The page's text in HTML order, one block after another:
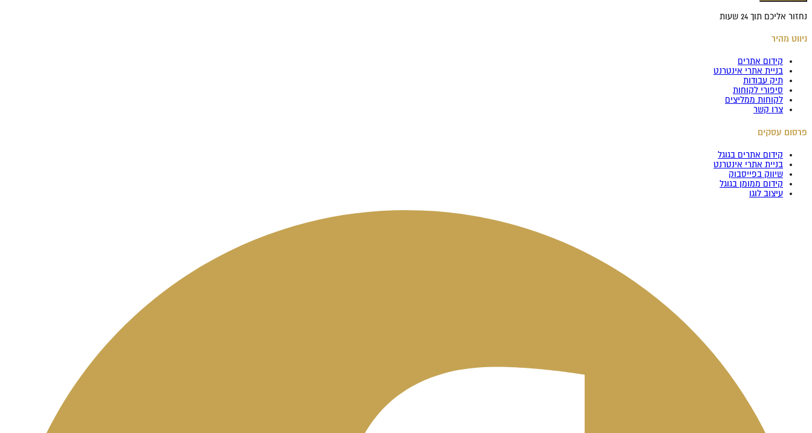
נחזור אליכם תוך 24 שעות
ניווט מהיר
קידום אתרים
בניית אתרי אינטרנט
תיק עבודות
סיפורי לקוחות
לקוחות ממליצים
צרו קשר
פרסום עסקים
קידום אתרים בגוגל
בניית אתרי אינטרנט
שיווק בפייסבוק
קידום ממומן בגוגל
עיצוב לוגו